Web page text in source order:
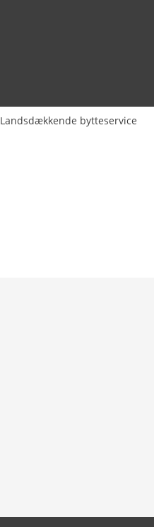
Landsdækkende bytteservice